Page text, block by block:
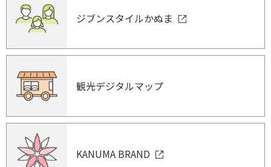
ジブンスタイルかぬま
観光デジタルマップ
KANUMA BRAND